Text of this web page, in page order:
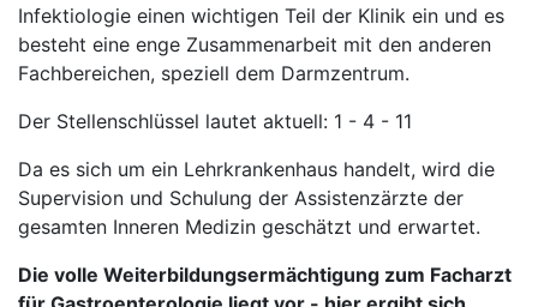
Infektiologie einen wichtigen Teil der Klinik ein und es
besteht eine enge Zusammenarbeit mit den anderen
Fachbereichen, speziell dem Darmzentrum.
Der Stellenschlüssel lautet aktuell: 1 - 4 - 11
Da es sich um ein Lehrkrankenhaus handelt, wird die
Supervision und Schulung der Assistenzärzte der
gesamten Inneren Medizin geschätzt und erwartet.
Die volle Weiterbildungsermächtigung zum Facharzt